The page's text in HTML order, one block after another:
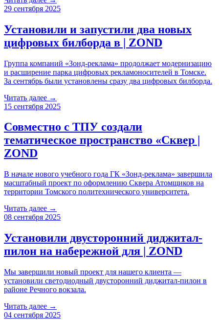
29 сентября 2025
Установили и запустили два новых
цифровых билборда в | ZOND
Группа компаний «Зонд-реклама» продолжает модернизацию
и расширение парка цифровых рекламоносителей в Томске.
За сентябрь были установлены сразу два цифровых билборда.
Читать далее →
15 сентября 2025
Совместно с ТПУ создали
тематическое пространство «Сквер |
ZOND
В начале нового учебного года ГК «Зонд-реклама» завершила
масштабный проект по оформлению Сквера Атомщиков на
территории Томского политехнического университета.
Читать далее →
08 сентября 2025
Установили двусторонний диджитал-
пилон на набережной для | ZOND
Мы завершили новый проект для нашего клиента —
установили светодиодный двусторонний диджитал-пилон в
районе Речного вокзала.
Читать далее →
04 сентября 2025